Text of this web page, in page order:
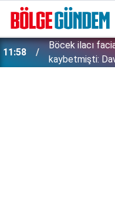
11:58
Böcek ilacı
kaybetmişti: